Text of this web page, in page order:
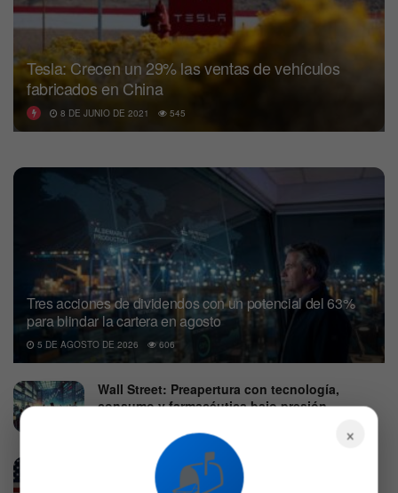
Tesla: Crecen un 29% las ventas de vehículos
fabricados en China
8 DE JUNIO DE 2021 545
Tres acciones de dividendos con un potencial del 63%
para blindar la cartera en agosto
5 DE AGOSTO DE 2026 606
Wall Street: Preapertura con tecnología,
consumo y farmacéutica bajo presión
Trump planea vetar hardware de centros de
datos chino y desata un alza del 16%
×
📬